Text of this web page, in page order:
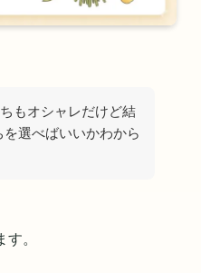
もオシャレだけど結
選べばいいかわから
。